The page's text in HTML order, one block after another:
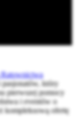
pasjonatów, który
pierwszej pomocy
i eventów o
kompleksową ofertę